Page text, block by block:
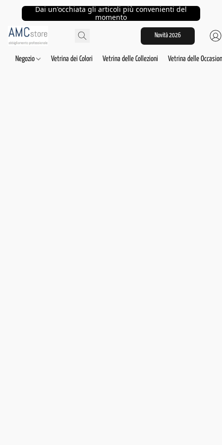
Dai un'occhiata gli articoli più convenienti del
momento
Novità 2026
Negozio Vetrina dei Colori Vetrina delle Collezioni Vetrina delle